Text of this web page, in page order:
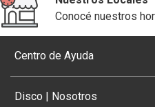
Conocé nuestros
Centro de Ayuda
Disco | Nosotros